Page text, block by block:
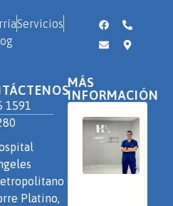
Servicios
1591
Platino,
MÁS
INFORMACIÓN